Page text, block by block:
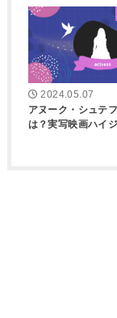
2024.05.07
アヌーク・シュテ
は？実写映画ハイ